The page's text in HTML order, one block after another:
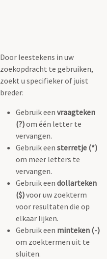
Door leestekens in uw
zoekopdracht te gebruiken,
zoekt u specifieker of juist
breder:
Gebruik een vraagteken
(?)om één letter te
vervangen.
Gebruik een sterretje (*)
om meer letters te
vervangen.
Gebruik een dollarteken
($)voor uw zoekterm
voor resultaten die op
elkaar lijken.
Gebruik een minteken (-)
om zoektermen uit te
sluiten.